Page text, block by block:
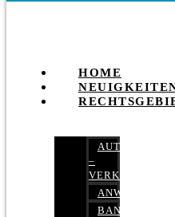
HOME
AUTOBETRUG
–
BANK-